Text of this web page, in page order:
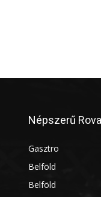
Népszerű
Gasztro
Belföld
Belföld